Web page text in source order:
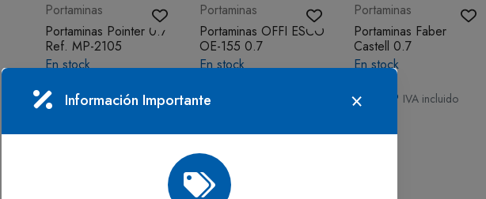
Portaminas
Portaminas Pointer 0.7
Ref. MP-2105
En stock
$501 IVA incluido
Portaminas
Portaminas OFFI ESCO
OE-155 0.7
En stock
$747
Portaminas
Portaminas Faber
Castell 0.7
En stock
$4.859 IVA incluido
Información Importante